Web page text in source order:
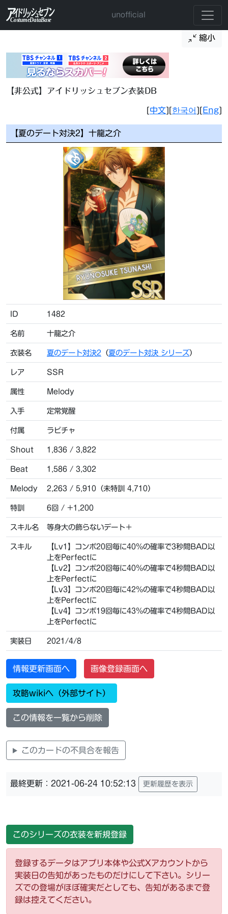
unofficial
縮小
【非公式】アイドリッシュセブン衣装DB
[中文][한국어 ][Eng]
【夏のデート対決2】十龍之介
ID 1482
名前 十龍之介
衣装名 夏のデート対決2 （夏のデート対決 シリーズ）
レア SSR
属性 Melody
入手 定常覚醒
付属 ラビチャ
Shout 1,836 / 3,822
Beat 1,586 / 3,302
Melody 2,263 / 5,910（未特訓 4,710）
特訓 6回 / +1,200
スキル名 等身大の飾らないデート＋
スキル
【Lv1】コンボ20回毎に40％の確率で3秒間BAD以
上をPerfectに
【Lv2】コンボ20回毎に40％の確率で4秒間BAD以
上をPerfectに
【Lv3】コンボ20回毎に42％の確率で4秒間BAD以
上をPerfectに
【Lv4】コンボ19回毎に43％の確率で4秒間BAD以
上をPerfectに
実装日 2021/4/8
情報更新画面へ 画像登録画面へ
攻略wikiへ（外部サイト）
この情報を一覧から削除
このカードの不具合を報告
最終更新：2021-06-24 10:52:13 更新履歴を表示
このシリーズの衣装を新規登録
登録するデータはアプリ本体や公式Xアカウントから
実装日の告知があったものだけにして下さい。シリー
ズでの登場がほぼ確実だとしても、告知があるまで登
録は控えてください。